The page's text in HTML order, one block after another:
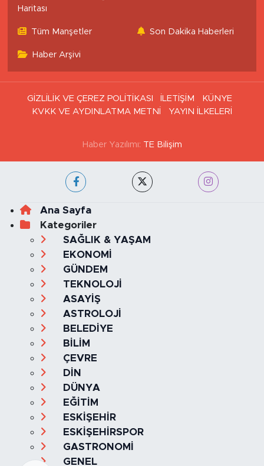
Haritası
Tüm Manşetler Son Dakika Haberleri
Haber Arşivi
GİZLİLİK VE ÇEREZ POLİTİKASI İLETİŞİM
KÜNYE
KVKK VE AYDINLATMA METNİ
YAYIN İLKELERİ
Haber Yazılımı: TE Bilişim
Ana Sayfa
Kategoriler
SAĞLIK & YAŞAM
EKONOMİ
GÜNDEM
TEKNOLOJİ
ASAYİŞ
ASTROLOJİ
BELEDİYE
BİLİM
ÇEVRE
DİN
DÜNYA
EĞİTİM
ESKİŞEHİR
ESKİŞEHİRSPOR
GASTRONOMİ
GENEL